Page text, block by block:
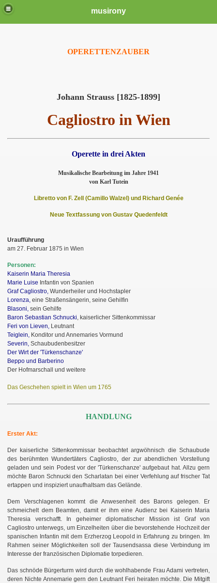
musirony
OPERETTENZAUBER
Johann Strauss [1825-1899]
Cagliostro in Wien
Operette in drei Akten
Musikalische Bearbeitung im Jahre 1941
von Karl Tutein
Libretto von F. Zell (Camillo Walzel) und Richard Genée
Neue Textfassung von Gustav Quedenfeldt
Uraufführung
am 27. Februar 1875 in Wien
Personen:
Kaiserin Maria Theresia
Marie Luise Infantin von Spanien
Graf Cagliostro, Wunderheiler und Hochstapler
Lorenza, eine Straßensängerin, seine Gehilfin
Blasoni, sein Gehilfe
Baron Sebastian Schnucki , kaiserlicher Sittenkommissar
Feri von Lieven, Leutnant
Teiglein, Konditor und Annemaries Vormund
Severin, Schaubudenbesitzer
Der Wirt der 'Türkenschanze'
Beppo und Barberino
Der Hofmarschall und weitere
Das Geschehen spielt in Wien um 1765
HANDLUNG
Erster Akt:
Der kaiserliche Sittenkommissar beobachtet argwöhnisch die Schaubude
des berühmten Wundertäters Cagliostro, der zur abendlichen Vorstellung
geladen und sein Podest vor der 'Türkenschanze' aufgebaut hat. Allzu gern
möchte Baron Schnucki den Scharlatan bei einer Verfehlung auf frischer Tat
ertappen und inspiziert unaufhaltsam das Gelände.
Dem Verschlagenen kommt die Anwesenheit des Barons gelegen. Er
schmeichelt dem Beamten, damit er ihm eine Audienz bei Kaiserin Maria
Theresia verschafft. In geheimer diplomatischer Mission ist Graf von
Cagliostro unterwegs, um Einzelheiten über die bevorstehende Hochzeit der
spanischen Infantin mit dem Erzherzog Leopold in Erfahrung zu bringen. Im
Rahmen seiner Möglichkeiten soll der Tausendsassa diese Verbindung im
Interesse der französischen Diplomatie torpedieren.
Das schnöde Bürgerturm wird durch die wohlhabende Frau Adami vertreten,
deren Nichte Annemarie gern den Leutnant Feri heiraten möchte. Die Mitgift